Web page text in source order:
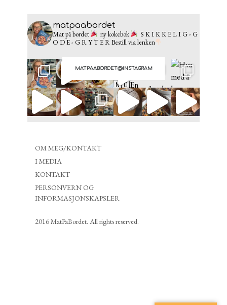
MATPAABORDET@INSTAGRAM
matpaabordet
Mat på bordet ny kokebok
S K I K K E L I G - G
O D E - G R Y T E RBestill via lenken
OM MEG/KONTAKT
I MEDIA
KONTAKT
PERSONVERN OG
INFORMASJONSKAPSLER
2016 MatPaBordet. All rights reserved.